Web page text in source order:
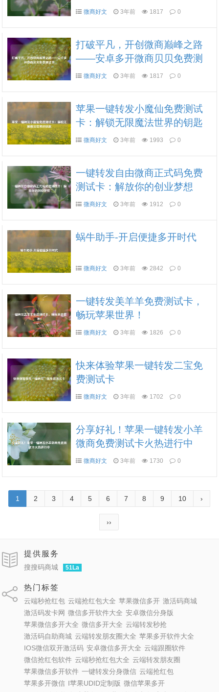
微商好文 3年前 1817 0
打破平凡，开创微商巅峰之路
——安卓多开微商贝贝免费测
试卡
微商好文 3年前 1817 0
苹果一键转发小魔仙免费测试
卡：解锁无限魔法世界的钥匙
微商好文 3年前 1993 0
一键转发自由微商正式码免费
测试卡：解放你的创业梦想
微商好文 3年前 1912 0
蜗牛助手-开启便捷多开时代
微商好文 3年前 2842 0
一键转发美羊羊免费测试卡，
畅玩苹果世界！
微商好文 3年前 1826 0
快来体验苹果一键转发二宝免
费测试卡
微商好文 3年前 1702 0
分享好礼！苹果一键转发小羊
微商免费测试卡火热进行中
微商好文 3年前 1730 0
1 2 3 4 5 6 7 8 9 10 ›
››
提供服务
搜搜码商城 51La
热门标签
云端秒抢红包 云端抢红包大全 苹果微信多开 激活码商城
激活码发卡网 微信多开软件大全 安卓微信分身版
苹果微信多开大全 微信多开大全 云端转发秒抢
激活码自助商城 云端转发朋友圈大全 苹果多开软件大全
IOS微信双开激活码 安卓微信多开大全 云端跟圈软件
微信抢红包软件 云端秒抢红包大全 云端转发朋友圈
苹果微信多开软件 一键转发分身微信 云端抢红包
苹果多开微信 I苹果UDID定制版 微信苹果多开